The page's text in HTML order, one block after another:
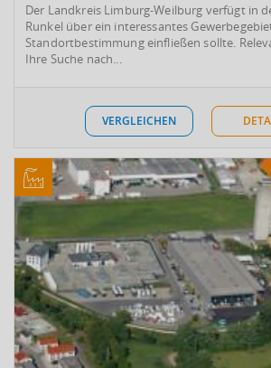
Der Landkreis Limburg-Weilburg verfügt in
Runkel über ein interessantes
Standortbestimmung einfließen sollte.
Ihre Suche nach...
VERGLEICHEN